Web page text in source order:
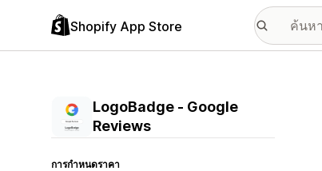
Shopify App Store
LogoBadge ‑ Google
Reviews
การกำหนดราคา